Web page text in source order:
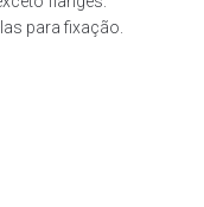
para fixação.